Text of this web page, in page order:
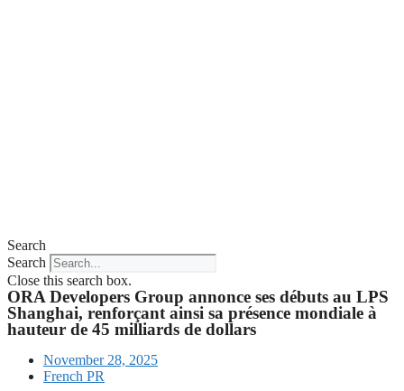
Search
Search
Close this search box.
ORA Developers Group annonce ses débuts au LPS
Shanghai, renforçant ainsi sa présence mondiale à
hauteur de 45 milliards de dollars
November 28, 2025
French PR